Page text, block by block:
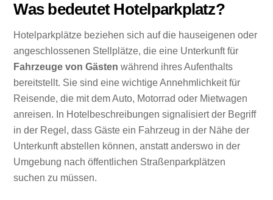
Was bedeutet Hotelparkplatz?
Hotelparkplätze beziehen sich auf die hauseigenen oder
angeschlossenen Stellplätze, die eine Unterkunft für
Fahrzeuge von Gästen während ihres Aufenthalts
bereitstellt. Sie sind eine wichtige Annehmlichkeit für
Reisende, die mit dem Auto, Motorrad oder Mietwagen
anreisen. In Hotelbeschreibungen signalisiert der Begriff
in der Regel, dass Gäste ein Fahrzeug in der Nähe der
Unterkunft abstellen können, anstatt anderswo in der
Umgebung nach öffentlichen Straßenparkplätzen
suchen zu müssen.